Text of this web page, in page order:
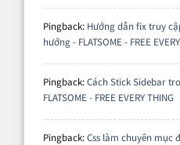
Pingback: Hướng dẫn fix truy
hướng - FLATSOME - FREE
Pingback:Cách Stick Sidebar
FLATSOME - FREE EVERY THING
Pingback:Css làm chuyên mục